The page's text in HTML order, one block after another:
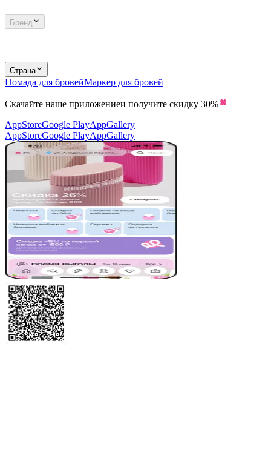
Бренд
Страна
Помада для бровейМаркер для бровей
Скачайте наше приложениеи получите скидку 30%
AppStoreGoogle PlayAppGallery
AppStoreGoogle PlayAppGallery